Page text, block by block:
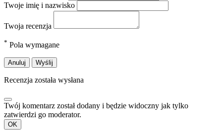
Twoje imię i nazwisko
Twoja recenzja
* Pola wymagane
Anuluj Wyślij
Recenzja została wysłana
Twój komentarz został dodany i będzie widoczny jak tylko
zatwierdzi go moderator.
OK